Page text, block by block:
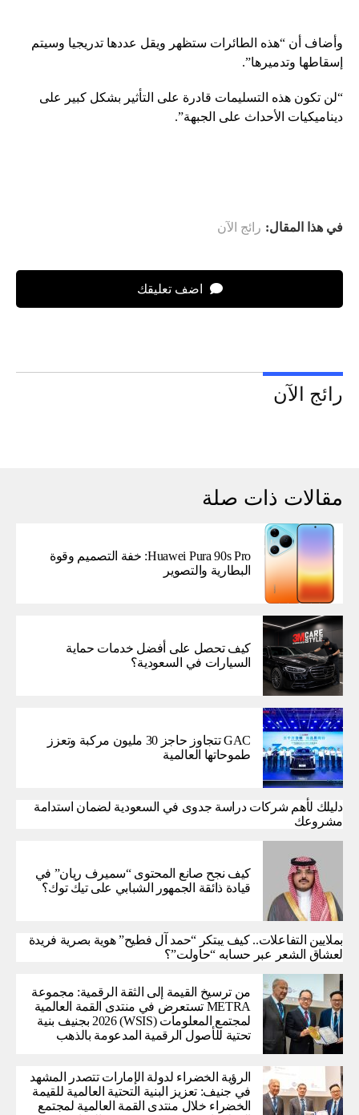
وأضاف أن “هذه الطائرات ستظهر ويقل عددها تدريجيا وسيتم
إسقاطها وتدميرها”.
“لن تكون هذه التسليمات قادرة على التأثير بشكل كبير على
ديناميكيات الأحداث على الجبهة”.
في هذا المقال: رائج الآن
اضف تعليقك
رائج الآن
مقالات ذات صلة
Huawei Pura 90s Pro: خفة التصميم وقوة
البطارية والتصوير
كيف تحصل على أفضل خدمات حماية
السيارات في السعودية؟
GAC تتجاوز حاجز 30 مليون مركبة وتعزز
طموحاتها العالمية
دليلك لأهم شركات دراسة جدوى في السعودية لضمان استدامة
مشروعك
كيف نجح صانع المحتوى “سميرف ريان” في
قيادة ذائقة الجمهور الشبابي على تيك توك؟
بملايين التفاعلات.. كيف يبتكر “حمد آل فطيح” هوية بصرية فريدة
لعشاق الشعر عبر حسابه “حاولت”؟
من ترسيخ القيمة إلى الثقة الرقمية: مجموعة
METRA تستعرض في منتدى القمة العالمية
لمجتمع المعلومات (WSIS) 2026 بجنيف بنية
تحتية للأصول الرقمية المدعومة بالذهب
الرؤية الخضراء لدولة الإمارات تتصدر المشهد
في جنيف: تعزيز البنية التحتية العالمية للقيمة
الخضراء خلال منتدى القمة العالمية لمجتمع